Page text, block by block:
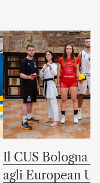
Il CUS Bologna
agli European